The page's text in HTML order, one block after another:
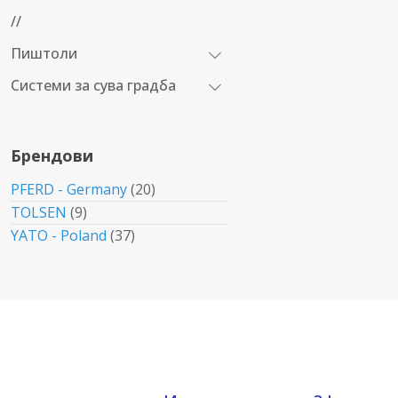
//
Пиштоли
Системи за сува градба
Брендови
PFERD - Germany(20)
TOLSEN (9)
YATO - Poland (37)